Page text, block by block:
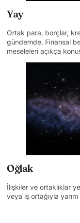
Yay
Ortak para, borçlar,
gündemde. Finansal
meseleleri açıkça
Oğlak
İlişkiler ve ortaklıklar
veya iş ortağıyla